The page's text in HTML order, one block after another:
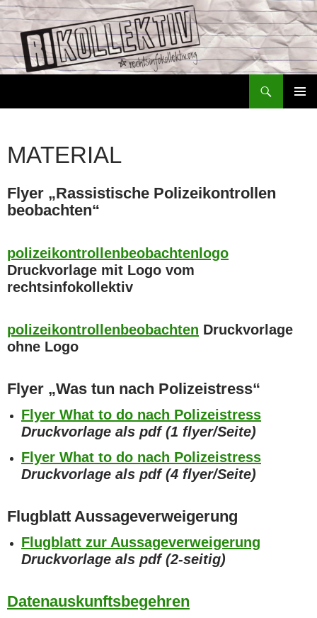
Zum
Inhalt
springen
MATERIAL
Flyer „Rassistische Polizeikontrollen
beobachten“
polizeikontrollenbeobachtenlogo
Druckvorlage mit Logo vom
rechtsinfokollektiv
polizeikontrollenbeobachten Druckvorlage
ohne Logo
Flyer „Was tun nach Polizeistress“
Flyer What to do nach Polizeistress
Druckvorlage als pdf (1 flyer/Seite)
Flyer What to do nach Polizeistress
Druckvorlage als pdf (4 flyer/Seite)
Flugblatt Aussageverweigerung
Flugblatt zur Aussageverweigerung
Druckvorlage als pdf (2-seitig)
Datenauskunftsbegehren